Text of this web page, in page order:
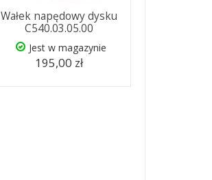
Wałek napędowy dysku
C540.03.05.00
Jest w magazynie
195,00 zł